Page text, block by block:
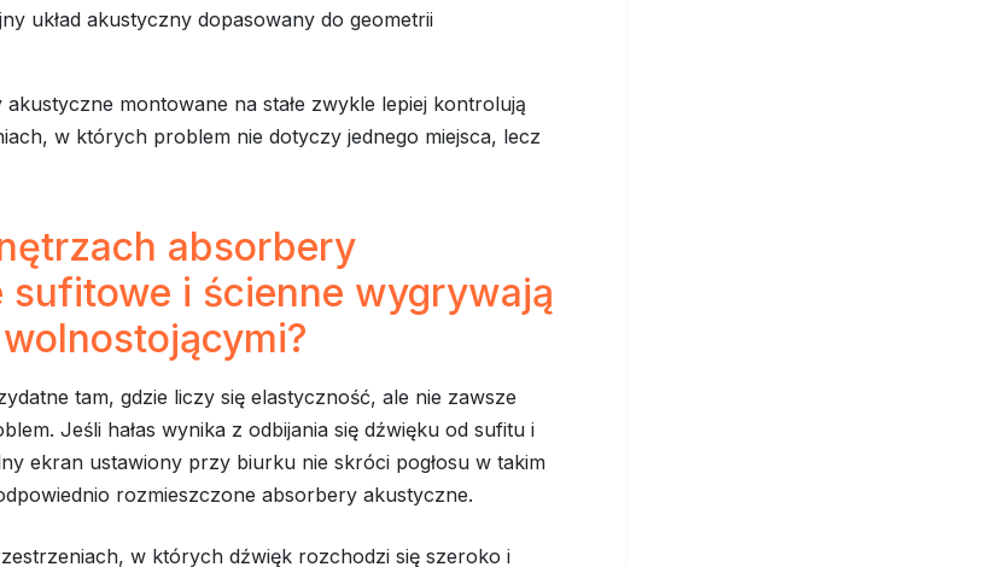
układ akustyczny dopasowany do geometrii
montowane na stałe zwykle lepiej kontrolują
w których problem nie dotyczy jednego miejsca, lecz
absorbery
sufitowe i ścienne wygrywają
tam, gdzie liczy się elastyczność, ale nie zawsze
Jeśli hałas wynika z odbijania się dźwięku od sufitu i
ekran ustawiony przy biurku nie skróci pogłosu w takim
rozmieszczone absorbery akustyczne.
w których dźwięk rozchodzi się szeroko i